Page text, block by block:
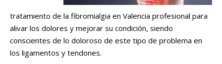
tratamiento de la fibromialgia en Valencia profesional para
alivar los dolores y mejorar su condición, siendo
conscientes de lo doloroso de este tipo de problema en
los ligamentos y tendones.